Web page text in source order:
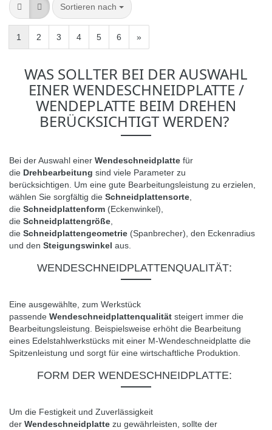
Sortieren nach
1 2 3 4 5 6 »
WAS SOLLTER BEI DER AUSWAHL
EINER WENDESCHNEIDPLATTE /
WENDEPLATTE BEIM DREHEN
BERÜCKSICHTIGT WERDEN?
Bei der Auswahl einer Wendeschneidplatte für
die Drehbearbeitung sind viele Parameter zu
berücksichtigen.
Um eine gute Bearbeitungsleistung zu erzielen,
wählen Sie sorgfältig die Schneidplattensorte
die Schneidplattenform (Eckenwinkel),
die Schneidplattengröße
die Schneidplattengeometrie (Spanbrecher), den Eckenradius
und den Steigungswinkel aus.
WENDESCHNEIDPLATTENQUALITÄT:
Eine ausgewählte, zum Werkstück
passende Wendeschneidplattenqualität steigert immer die
Bearbeitungsleistung.
Beispielsweise erhöht die Bearbeitung
eines Edelstahlwerkstücks mit einer M-Wendeschneidplatte die
Spitzenleistung und sorgt für eine wirtschaftliche Produktion.
FORM DER WENDESCHNEIDPLATTE:
Um die Festigkeit und Zuverlässigkeit
der Wendeschneidplatte zu gewährleisten, sollte der